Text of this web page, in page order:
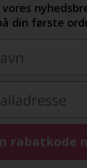
| Tlf(+45) 20154560
FI |NL|BE|DE|FR
din første
rabatkode